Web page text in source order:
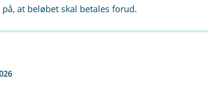
at beløbet skal betales forud.